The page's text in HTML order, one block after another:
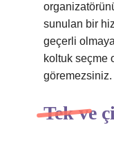
sunulan bir
geçerli
koltuk seçme
göremezsiniz.
Tek ve